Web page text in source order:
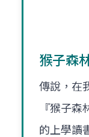
猴子森
傳說，在
『猴子
的上學讀